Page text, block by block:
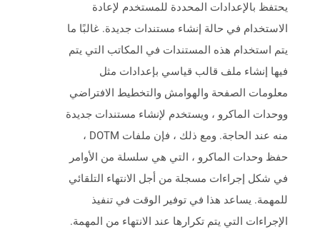
يحتفظ بالإعدادات المحددة للمستخدم لإعادة
الاستخدام في حالة إنشاء مستندات جديدة. غالبًا ما
يتم استخدام هذه المستندات في المكاتب التي يتم
فيها إنشاء ملف قالب قياسي بإعدادات مثل
معلومات الصفحة والهوامش والتخطيط الافتراضي
ووحدات الماكرو ، ويستخدم لإنشاء مستندات جديدة
منه عند الحاجة. ومع ذلك ، فإن ملفات DOTM ،
حفظ وحدات الماكرو ، التي هي سلسلة من الأوامر
في شكل إجراءات مسجلة من أجل الانتهاء التلقائي
للمهمة. يساعد هذا في توفير الوقت في تنفيذ
الإجراءات التي يتم تكرارها عند الانتهاء من المهمة.